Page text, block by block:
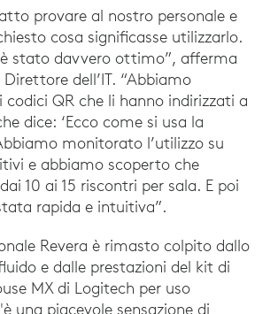
provare al nostro personale e
cosa significasse utilizzarlo.
stato davvero ottimo”, afferma
dell’IT. “Abbiamo
QR che li hanno indirizzati a
dice: ‘Ecco come si usa la
monitorato l’utilizzo su
e abbiamo scoperto che
10 ai 15 riscontri per sala. E poi
rapida e intuitiva”.
Revera è rimasto colpito dallo
e dalle prestazioni del kit di
MX di Logitech per uso
una piacevole sensazione di